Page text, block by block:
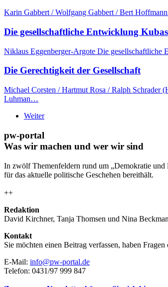
Karin Gabbert / Wolfgang Gabbert / Bert
Die gesellschaftliche Entwicklung
Niklaus Eggenberger-Argote Die
Die Gerechtigkeit der Gesellschaft
Michael Corsten / Hartmut Rosa / Ralph Schrader
Luhman…
Weiter
pw-portal
Was wir machen und wer wir sind
In zwölf Themenfeldern rund um „Demokratie
für das aktuelle politische Geschehen bereithält.
++
Redaktion
David Kirchner, Tanja Thomsen und Nina
Kontakt
Sie möchten einen Beitrag verfassen, haben
E-Mail: info@pw-portal.de
Telefon: 0431/97 999 847